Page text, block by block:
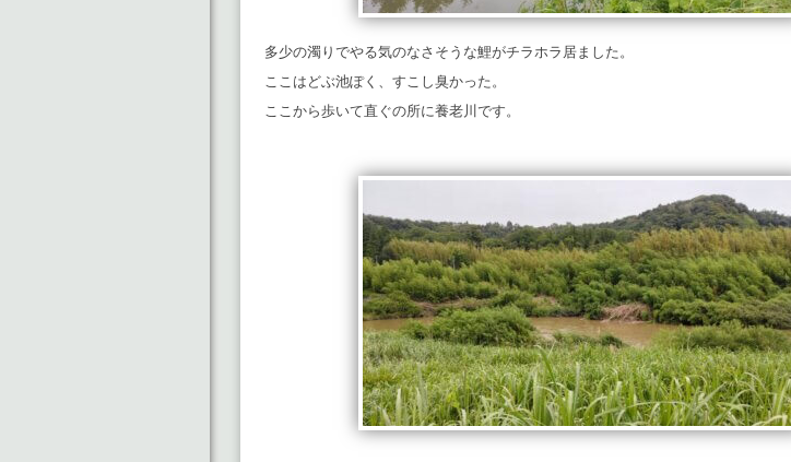
多少の濁りでやる気のなさそうな鯉がチラホラ居ました。
ここはどぶ池ぽく、すこし臭かった。
ここから歩いて直ぐの所に養老川です。